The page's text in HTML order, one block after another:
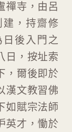
禪寺，由呂
，持齋修
後入門之
日，按址索
，爾後即於
漢文教習佛
如賦宗法師
英才，慟於